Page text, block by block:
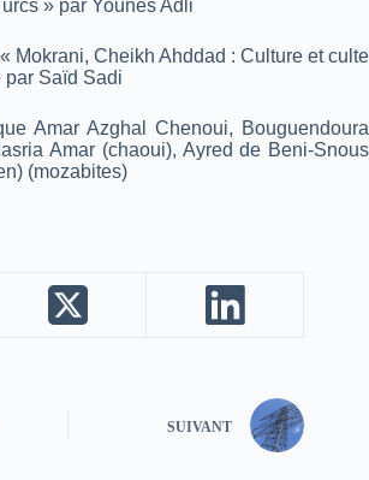
» par Younes Adli
Mokrani, Cheikh Ahddad : Culture et culte
par Saïd Sadi
Amar Azghal Chenoui, Bouguendoura
Amar (chaoui), Ayred de Beni-Snous
(mozabites)
SUIVANT